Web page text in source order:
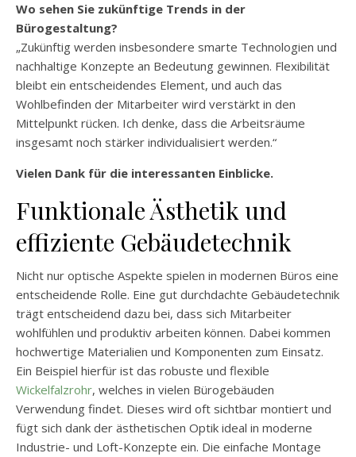
Wo sehen Sie zukünftige Trends in der
Bürogestaltung?
„Zukünftig werden insbesondere smarte Technologien und
nachhaltige Konzepte an Bedeutung gewinnen. Flexibilität
bleibt ein entscheidendes Element, und auch das
Wohlbefinden der Mitarbeiter wird verstärkt in den
Mittelpunkt rücken. Ich denke, dass die Arbeitsräume
insgesamt noch stärker individualisiert werden.“
Vielen Dank für die interessanten Einblicke.
Funktionale Ästhetik und
effiziente Gebäudetechnik
Nicht nur optische Aspekte spielen in modernen Büros eine
entscheidende Rolle. Eine gut durchdachte Gebäudetechnik
trägt entscheidend dazu bei, dass sich Mitarbeiter
wohlfühlen und produktiv arbeiten können. Dabei kommen
hochwertige Materialien und Komponenten zum Einsatz.
Ein Beispiel hierfür ist das robuste und flexible
Wickelfalzrohr, welches in vielen Bürogebäuden
Verwendung findet. Dieses wird oft sichtbar montiert und
fügt sich dank der ästhetischen Optik ideal in moderne
Industrie- und Loft-Konzepte ein. Die einfache Montage